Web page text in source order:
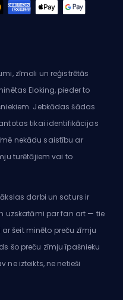
zīmoli un reģistrētās
Eloking, pieder to
Jebkādas šādas
tikai identifikācijas
nekādu saistību ar
turētājiem vai to
darbi un saturs ir
uzskatāmi par fan art — tie
šeit minēto preču zīmju
šo preču zīmju īpašnieku
ne izteikts, ne netieši